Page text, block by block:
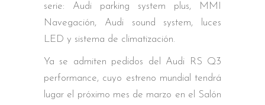
serie: Audi parking system plus, MMI
Navegación, Audi sound system, luces
LED y sistema de climatización.
Ya se admiten pedidos del Audi RS Q3
performance, cuyo estreno mundial tendrá
lugar el próximo mes de marzo en el Salón